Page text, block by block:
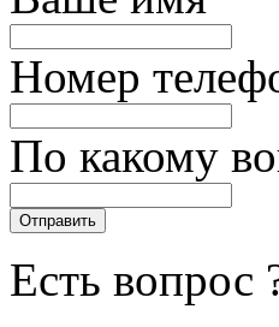
Номер
По какому
Есть вопрос